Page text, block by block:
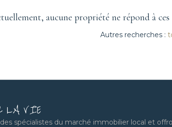
aucune propriété ne répond à
Autres recherches :
LA VIE
spécialistes du marché immobilier local et